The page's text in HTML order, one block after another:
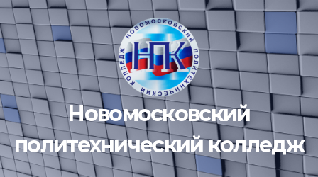
Перейти
к
содержимому
Новомосковский
политехнический колледж